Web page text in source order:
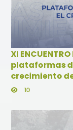
XI
plataformas
crecimiento
10